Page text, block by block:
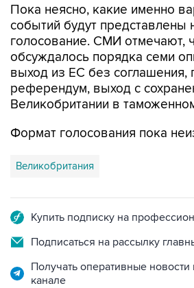
Пока неясно, какие именно
событий будут представлены
голосование. СМИ отмечают,
обсуждалось порядка семи
выход из ЕС без соглашения,
референдум, выход с
Великобритании в
Формат голосования пока
Великобритания
Купить подписку на
Подписаться на рассылку
Получать оперативные
канале